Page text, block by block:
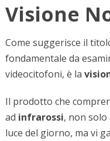
Visione
Come suggerisce il
fondamentale da
videocitofoni, è la
Il prodotto che
ad infrarossi, non solo
luce del giorno, ma vi